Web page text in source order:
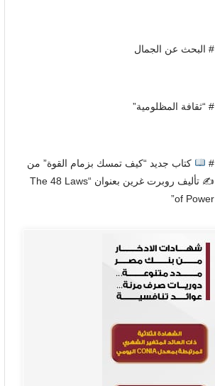
# البحث عن الجمال
# “ثقافة المظلومية”
#
كتاب جديد “كيف تمسك بزمام القوة” من
✍
تأليف روبرت غرين بعنوان “The 48 Laws
of Power”